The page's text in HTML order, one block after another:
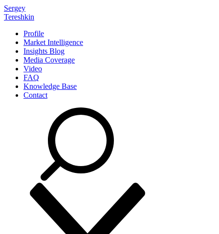
Sergey
Tereshkin
Profile
Market Intelligence
Insights Blog
Media Coverage
Video
FAQ
Knowledge Base
Contact